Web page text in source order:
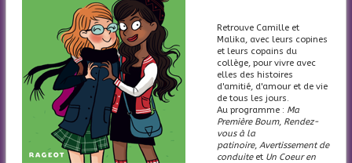
Retrouve Camille et
Malika, avec leurs copines
et leurs copains du
collège, pour vivre avec
elles des histoires
d'amitié, d'amour et de vie
de tous les jours.
Au programme : Ma
Première Boum, Rendez-
vous à la
patinoire, Avertissement de
conduiteet Un Coeur en